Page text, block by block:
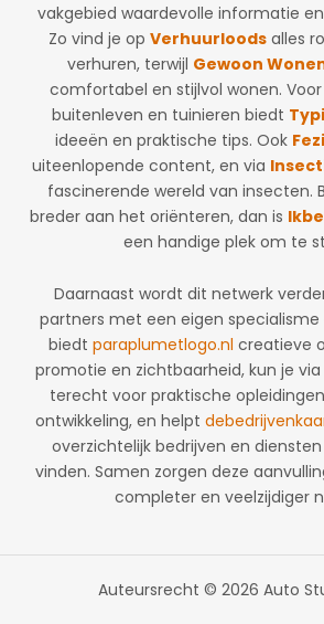
vakgebied waardevolle informatie
Zo vind je op Verhuurloods alles
verhuren, terwijl Gewoon
comfortabel en stijlvol wonen.
buitenleven en tuinieren biedt
ideeën en praktische tips. Ook Fezi
uiteenlopende content, en via
fascinerende wereld van insecten.
breder aan het oriënteren, dan is
een handige plek om te
Daarnaast wordt dit netwerk
partners met een eigen specialisme
biedt paraplumetlogo.nl creatieve
promotie en zichtbaarheid, kun je via
terecht voor praktische
ontwikkeling, en helpt
overzichtelijk bedrijven en
vinden. Samen zorgen deze
completer en veelzijdiger
Auteursrecht © 2026 Auto